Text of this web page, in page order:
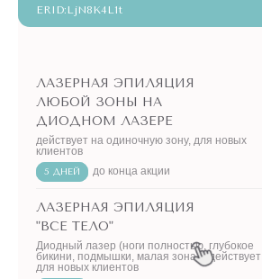
ERID:LjN8K4L1t
ЛАЗЕРНАЯ ЭПИЛЯЦИЯ
ЛЮБОЙ ЗОНЫ НА
ДИОДНОМ ЛАЗЕРЕ
действует на одиночную зону, для новых
клиентов
5 ДНЕЙ до конца акции
ЛАЗЕРНАЯ ЭПИЛЯЦИЯ
"ВСЕ ТЕЛО"
Диодный лазер (ноги полностью, глубокое
бикини, подмышки, малая зона) - действует
для новых клиентов